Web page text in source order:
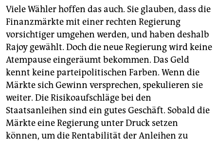
Viele Wähler hoffen das auch. Sie glauben, dass die
Finanzmärkte mit einer rechten Regierung
vorsichtiger umgehen werden, und haben deshalb
Rajoy gewählt. Doch die neue Regierung wird keine
Atempause eingeräumt bekommen. Das Geld
kennt keine parteipolitischen Farben. Wenn die
Märkte sich Gewinn versprechen, spekulieren sie
weiter. Die Risikoaufschläge bei den
Staatsanleihen sind ein gutes Geschäft. Sobald die
Märkte eine Regierung unter Druck setzen
können, um die Rentabilität der Anleihen zu